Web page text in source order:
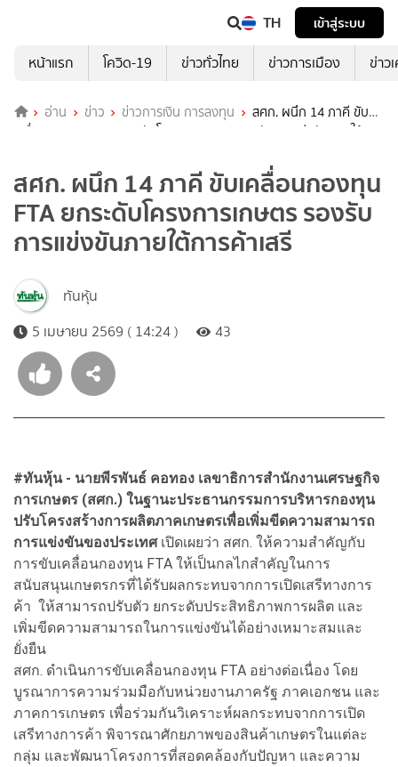
TH
เข้าสู่ระบบ
หน้าแรก
โควิด-19 ข่าวทั่วไทย ข่าวการเมือง ข่าว
อ่าน ข่าว ข่าวการเงิน การลงทุน
สศก. ผนึก 14 ภาคี ขับ
เคลื่อนกองทุน FTA ยกระดับโครงการเกษตร รองรับการแข่งขันภายใต้การ
สศก. ผนึก 14 ภาคี ขับเคลื่อนกองทุน
FTA ยกระดับโครงการเกษตร รองรับ
การแข่งขันภายใต้การค้าเสรี
ทันหุ้น
5 เมษายน 2569 ( 14:24 )
43
#ทันหุ้น - นายพีรพันธ์ คอทอง เลขาธิการสำนักงานเศรษฐกิจ
การเกษตร (สศก.) ในฐานะประธานกรรมการบริหารกองทุน
ปรับโครงสร้างการผลิตภาคเกษตรเพื่อเพิ่มขีดความสามารถ
การแข่งขันของประเทศเปิดเผยว่า สศก. ให้ความสำคัญกับ
การขับเคลื่อนกองทุน FTA ให้เป็นกลไกสำคัญในการ
สนับสนุนเกษตรกรที่ได้รับผลกระทบจากการเปิดเสรีทางการ
ค้า ให้สามารถปรับตัว ยกระดับประสิทธิภาพการผลิต และ
เพิ่มขีดความสามารถในการแข่งขันได้อย่างเหมาะสมและ
ยั่งยืน
สศก. ดำเนินการขับเคลื่อนกองทุน FTA อย่างต่อเนื่อง โดย
บูรณาการความร่วมมือกับหน่วยงานภาครัฐ ภาคเอกชน และ
ภาคการเกษตร เพื่อร่วมกันวิเคราะห์ผลกระทบจากการเปิด
เสรีทางการค้า พิจารณาศักยภาพของสินค้าเกษตรในแต่ละ
กลุ่ม และพัฒนาโครงการที่สอดคล้องกับปัญหา และความ